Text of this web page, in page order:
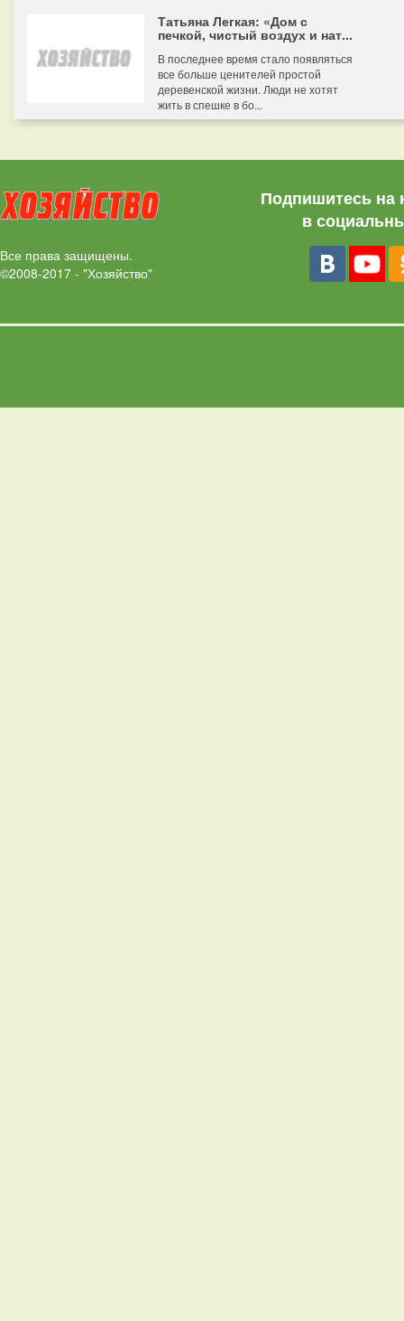
Татьяна Легкая: «Дом с
печкой, чистый воздух и нат...
В последнее время стало появляться
все больше ценителей простой
деревенской жизни. Люди не хотят
жить в спешке в бо...
Все права защищены.
©2008-2017 - "Хозяйство"
Подпишитесь на
в